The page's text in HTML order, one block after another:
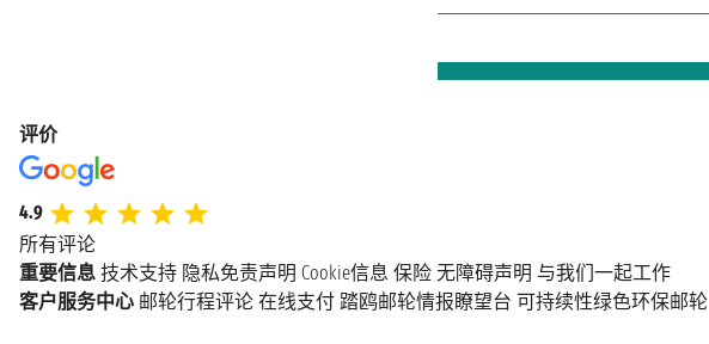
评价
4.9
所有评论
重要信息 技术支持 隐私免责声明 Cookie信息 保险 无障碍声明 与我们一起工作
客户服务中心 邮轮行程评论 在线支付 踏鸥邮轮情报瞭望台 可持续性绿色环保邮轮